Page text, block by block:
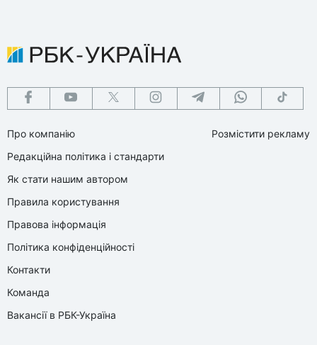
Про компанію
Редакційна політика і стандарти
Як стати нашим автором
Правила користування
Правова інформація
Політика конфіденційності
Контакти
Команда
Вакансії в РБК-Україна
Розмістити рекламу